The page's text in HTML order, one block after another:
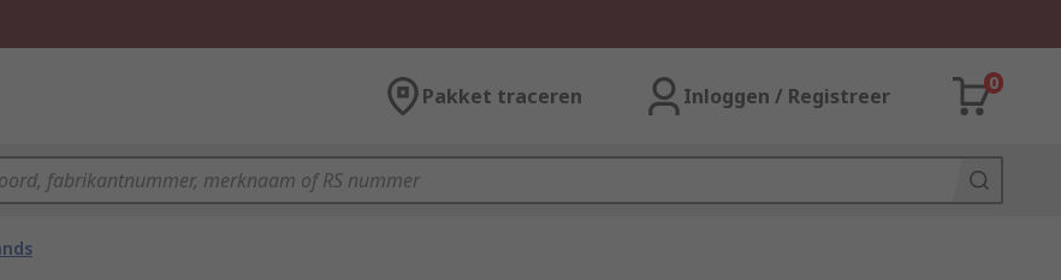
Pakket traceren Inloggen / Registreer
0